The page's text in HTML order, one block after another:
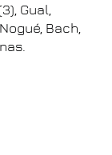
Gual,
Bach,